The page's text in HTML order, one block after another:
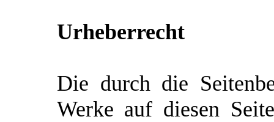
Urheberrecht
Die durch die
Werke auf diesen